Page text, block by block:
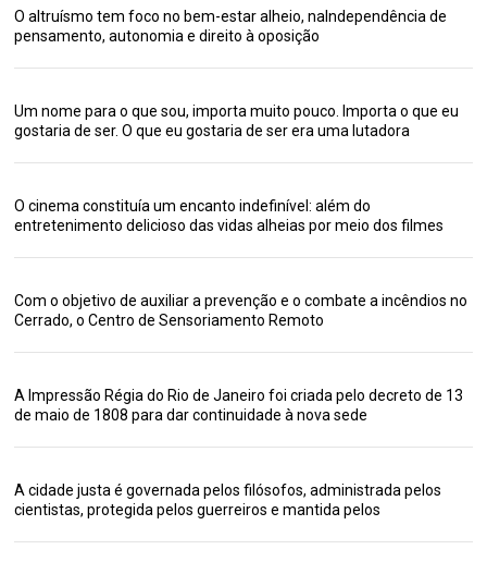
O altruísmo tem foco no bem-estar alheio, naIndependência de
pensamento, autonomia e direito à oposição
Um nome para o que sou, importa muito pouco. Importa o que eu
gostaria de ser. O que eu gostaria de ser era uma lutadora
O cinema constituía um encanto indefinível: além do
entretenimento delicioso das vidas alheias por meio dos filmes
Com o objetivo de auxiliar a prevenção e o combate a incêndios no
Cerrado, o Centro de Sensoriamento Remoto
A Impressão Régia do Rio de Janeiro foi criada pelo decreto de 13
de maio de 1808 para dar continuidade à nova sede
A cidade justa é governada pelos filósofos, administrada pelos
cientistas, protegida pelos guerreiros e mantida pelos